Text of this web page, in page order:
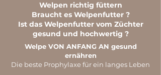
Welpen richtig füttern
Braucht es Welpenfutter ?
Ist das Welpenfutter vom Züchter
gesund und hochwertig ?
Welpe VON ANFANG AN gesund
ernähren
Die beste Prophylaxe für ein langes Leben